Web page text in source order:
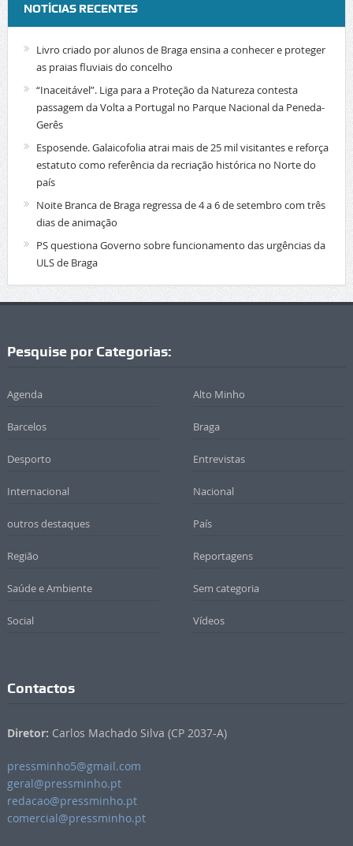
NOTÍCIAS RECENTES
Livro criado por alunos de Braga ensina a conhecer e proteger
as praias fluviais do concelho
“Inaceitável”. Liga para a Proteção da Natureza contesta
passagem da Volta a Portugal no Parque Nacional da Peneda-
Gerês
Esposende. Galaicofolia atrai mais de 25 mil visitantes e reforça
estatuto como referência da recriação histórica no Norte do
país
Noite Branca de Braga regressa de 4 a 6 de setembro com três
dias de animação
PS questiona Governo sobre funcionamento das urgências da
ULS de Braga
Pesquise por Categorias:
Agenda Alto Minho
Barcelos Braga
Desporto Entrevistas
Internacional Nacional
outros destaques País
Região Reportagens
Saúde e Ambiente Sem categoria
Social Vídeos
Contactos
Diretor: Carlos Machado Silva (CP 2037-A)
pressminho5@gmail.com
geral@pressminho.pt
redacao@pressminho.pt
comercial@pressminho.pt